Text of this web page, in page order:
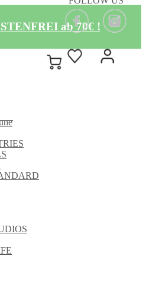
ab 70€ !